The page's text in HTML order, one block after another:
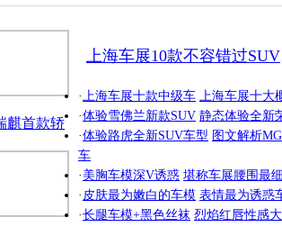
麒首款轿
跑
上海车展10款不容错过SUV
·上海车展十款中级车 上海车展十大
·体验雪佛兰新款SUV 静态体验全新
·体验路虎全新SUV车型 图文解析
车
· 美胸车模深V诱惑 堪称车展腰围最
· 皮肤最为嫩白的车模 表情最为诱惑
·长腿车模+黑色丝袜 烈焰红唇性感